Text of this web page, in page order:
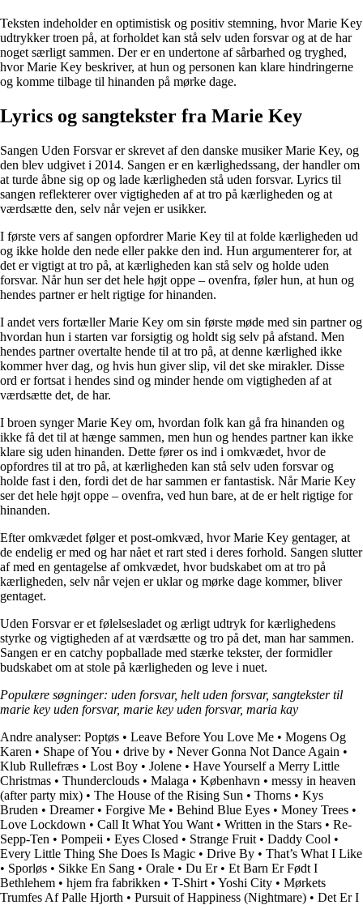
Teksten indeholder en optimistisk og positiv stemning, hvor Marie Key
udtrykker troen på, at forholdet kan stå selv uden forsvar og at de har
noget særligt sammen. Der er en undertone af sårbarhed og tryghed,
hvor Marie Key beskriver, at hun og personen kan klare hindringerne
og komme tilbage til hinanden på mørke dage.
Lyrics og sangtekster fra Marie Key
Sangen Uden Forsvar er skrevet af den danske musiker Marie Key, og
den blev udgivet i 2014. Sangen er en kærlighedssang, der handler om
at turde åbne sig op og lade kærligheden stå uden forsvar. Lyrics til
sangen reflekterer over vigtigheden af at tro på kærligheden og at
værdsætte den, selv når vejen er usikker.
I første vers af sangen opfordrer Marie Key til at folde kærligheden ud
og ikke holde den nede eller pakke den ind. Hun argumenterer for, at
det er vigtigt at tro på, at kærligheden kan stå selv og holde uden
forsvar. Når hun ser det hele højt oppe – ovenfra, føler hun, at hun og
hendes partner er helt rigtige for hinanden.
I andet vers fortæller Marie Key om sin første møde med sin partner og
hvordan hun i starten var forsigtig og holdt sig selv på afstand. Men
hendes partner overtalte hende til at tro på, at denne kærlighed ikke
kommer hver dag, og hvis hun giver slip, vil det ske mirakler. Disse
ord er fortsat i hendes sind og minder hende om vigtigheden af at
værdsætte det, de har.
I broen synger Marie Key om, hvordan folk kan gå fra hinanden og
ikke få det til at hænge sammen, men hun og hendes partner kan ikke
klare sig uden hinanden. Dette fører os ind i omkvædet, hvor de
opfordres til at tro på, at kærligheden kan stå selv uden forsvar og
holde fast i den, fordi det de har sammen er fantastisk. Når Marie Key
ser det hele højt oppe – ovenfra, ved hun bare, at de er helt rigtige for
hinanden.
Efter omkvædet følger et post-omkvæd, hvor Marie Key gentager, at
de endelig er med og har nået et rart sted i deres forhold. Sangen slutter
af med en gentagelse af omkvædet, hvor budskabet om at tro på
kærligheden, selv når vejen er uklar og mørke dage kommer, bliver
gentaget.
Uden Forsvar er et følelsesladet og ærligt udtryk for kærlighedens
styrke og vigtigheden af at værdsætte og tro på det, man har sammen.
Sangen er en catchy popballade med stærke tekster, der formidler
budskabet om at stole på kærligheden og leve i nuet.
Populære søgninger: uden forsvar, helt uden forsvar, sangtekster til
marie key uden forsvar, marie key uden forsvar, maria kay
Andre analyser: Poptøs • Leave Before You Love Me • Mogens Og
Karen • Shape of You • ​drive by • Never Gonna Not Dance Again •
Klub Rullefræs • Lost Boy • Jolene • Have Yourself a Merry Little
Christmas • Thunderclouds • Malaga • København • ​messy in heaven
(after party mix) • The House of the Rising Sun • Thorns • Kys
Bruden • Dreamer• Forgive Me • Behind Blue Eyes • Money Trees •
Love Lockdown • Call It What You Want • Written in the Stars • Re-
Sepp-Ten • Pompeii • Eyes Closed • Strange Fruit • Daddy Cool •
Every Little Thing She Does Is Magic • Drive By • That’s What I Like
• Sporløs • Sikke En Sang • Orale • Du Er• Et Barn Er Født I
Bethlehem • ​hjem fra fabrikken • T-Shirt • Yoshi City • Mørkets
Trumfes Af Palle Hjorth • Pursuit of Happiness (Nightmare) • Det Er I